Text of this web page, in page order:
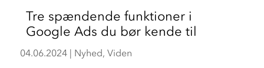
Tre spændende funktioner i
Google Ads du bør kende til
04.06.2024 | Nyhed, Viden